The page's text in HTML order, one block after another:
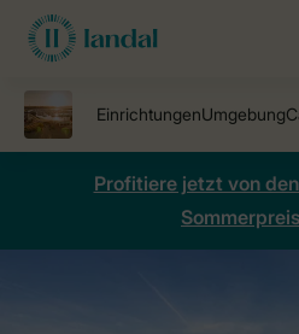
Profitiere jetzt von